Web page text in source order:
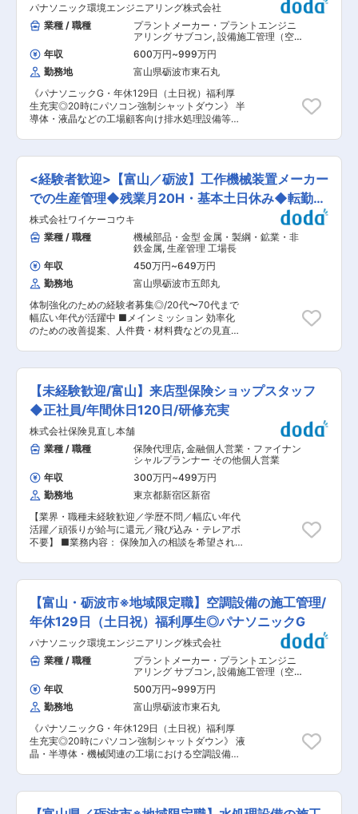
まっており、スケジュール調整がしやすい環境で
す。 ・残業は年間を通じて月平均5時間程度。 ・
資材の受発注などの事務処理は事務スタッフが担
当し、現場業務に集中できます。 ■会社の強み・
特徴 同社は株主企業である日本軽金属、日本ゼオ
ンの工場における管工事を担当し、元請け工事が
9割以上を占めることで安定した受注を実現して
います。さらに、顧客グループ会社への展開や、
同じ現場に入っている協力業者との連携により、
スタイム制が導入されているほか、時間単位の年
次有給休暇の取得が可能でライフプランに応じた
働き方が可能です。また育児や介護のための時短
勤務の制度もあり、ライフプランの変化にも柔軟
に対応できる長期就業しやすい環境が整備されて
います。 ■研修制度： 階層別研修、目的別研
修、技術研修で構成し、マインドとスキルの両面
の教育の場が整っています。経営幹部と職場上司
と人事が三位一体となり、社員一人ひとりの成長
を支援している企業です。 ■アットフィールズテ
クノロジー株式会社について： 2000年の設立以
おける製造工程の改善だけではなく、データ解析
やシステム環境構築〜運用までの一貫したサービ
ス提供ができる点が同社の強みです。近年需要が
高騰している半導体を中心とした電子デバイス分
野において、システム環境構築から運用に加え、
データ解析による課題抽出および工法開発・改善
まで支援することで、”工場のスマート化/モノづ
くり革新”を実現し社会に大きく貢献していま
す。 変更の範囲：会社の定める業務
パナソニック環境エンジニアリング株式会社
業種 / 職種
プラントメーカー・プラントエンジニ
アリング サブコン, 設備施工管理（空
調・衛生設備） 施工管理（機械）
年収 600万円~999万円
勤務地
富山県砺波市東石丸
《パナソニックG・年休129日（土日祝）福利厚
生充実◎20時にパソコン強制シャットダウン》 半
導体・液晶などの工場顧客向け排水処理設備等に
理（工程・資材・安全・労務・原価・品質） ・設
備：造排水処理設備、純水設備、薬液供給設備な
ど ・工事案件：既存改修（100％） 【担当物件】
液晶・半導体・機械工場 【折衝先】 施主、ゼネ
コン、サブコン、管理会社 【工期】 ・メンテナ
ンス：1日〜1週間 ・改修工事：3日〜3か月 【受
注規模】 5万円〜5,000万円程度 【受注割合】 元
請：90％／下請：10％ 働き方 【出張】 基本は通
勤可能範囲 ・宿泊出張：年3回程度（2日間） ・
目的：社内行事、講習など ・出張先：東京、名古
屋、大阪 【夜勤】 原則なし（年1回程度、工場定
修メンテナンス時の緊急対応） 【休日出勤】 ・
繁忙期：月2回程度（閑散期はなし） ・理由：工
場停止期間のメンテナンス対応 ・大型連休中：3
日程度出勤の可能性あり ※代休取得可能（連休取
得可） 【転勤】 選択可能 ※詳細は【転勤】項目
PCが20時にシャットダウンする仕組みや代休取
得がしやすいように定年後の社員の協力によるフ
ォローなど働きやすい環境を創る制度もございま
す 【パナソニックグループの環境エンジニアリン
グ企業】 当社は空調・換気・給排水・クリーンル
ームなど、建物の快適環境を支える設備工事をト
ータルで提供。 パナソニックグループの安定基盤
と高い技術力を強みに、工場・研究施設・病院な
ど幅広い分野で実績を重ね、事業拡大中。新たな
仲間を募集します。 変更の範囲：会社の定める業
務
<経験者歓迎>【富山／砺波】工作機械装置メーカー
での生産管理◆残業月20H・基本土日休み◆転勤無
し
株式会社ワイケーコウキ
業種 / 職種
機械部品・金型 金属・製綱・鉱業・非
鉄金属, 生産管理 工場長
年収
450万円~649万円
勤務地
富山県砺波市五郎丸
体制強化のための経験者募集◎/20代〜70代まで
幅広い年代が活躍中 ■メインミッション 効率化
のための改善提案、人件費・材料費などの見直し
ものづくりを行う過程で、以下業務をお任せしま
す。 ・受注情報の管理、材料を手配 ・材料費や
加工費などのコストの把握 ・予算と実績現価との
比較や過去実績からの分析 ・利益改善のための対
策立案 ・負荷状況を把握し、納期遅れの防止や、
生産性の向上の実現 ・最終的な検査工程での確認
・不良品への対応や報告、不良情報を共有し分析/
改善活動 ・その他（朝礼参加、当番制での清掃な
ど） ■組織構成・教育研修 現在代表が兼務で本
業務を行っているため、入社後は代表より業務の
引継ぎを行います。産業機械関連の業界経験や知
識がなくても、入社いただく方のスキルや経験に
合わせて研修を行いますのでご安心ください。 ■
働き方 基本的には土日休みで祝日は出勤日があり
ますが、ご希望で祝日休みにしていただくことも
可能です。また、就業時間の調整も可能ですの
く対応】 工作機械、産業機械装置、ビル建材の製
作を主体に、鉄、ステンレス といったマテリアル
を変幻自在に形づくり、多種多様な製品を作り出
しています。 当社社の最大の特徴である“一貫生
産・短納期対応”を可能にしているのは、 全社員
がオールラウンドにこなせる知識や技術、そして
豊かな人間性を身に付けているからです。 変更の
範囲：会社の定める業務
【未経験歓迎/富山】来店型保険ショップスタッフ
◆正社員/年間休日120日/研修充実
株式会社保険見直し本舗
業種 / 職種
保険代理店, 金融個人営業・ファイナン
シャルプランナー その他個人営業
年収
300万円~499万円
勤務地
東京都新宿区新宿
【業界・職種未経験歓迎／学歴不問／幅広い年代
活躍／頑張りが給与に還元／飛び込み・テレアポ
不要】 ■業務内容： 保険加入の相談を希望され
険に対する考え方を丁寧にヒアリングし、内容を
踏まえた最適なプランを提案する仕事です。 ＜主
な仕事の流れ＞ (1) ご相談対応：ご予約のお客様
をお迎えし、現状やお悩みを伺います。 (2) ヒア
リング：課題や将来像を整理し、ニーズを明確に
します。 (3) プラン提案：幅広い選択肢の中から
最適なプランをご提案。 (4) ご契約・アフターフ
ォロー：1組のお客様につき平均3回程度の商談を
通じてご納得いただいた上でご契約。その後も継
続的にサポートします。 ■当社の営業の特徴：
Web上で保険相談をお申込みいただいたお客様
や、イベント集客から来店いただいたお客様等を
担当するため、アポイント獲得に時間と労力を使
うことなく、保険のコンサルティング提案に集中
いただける点が大きな特徴です。担当するのは
『提案〜ご契約』までのため、飛び込みやテレア
を検討されているお客様のため約2件に1件という
【富山・砺波市※地域限定職】空調設備の施工管理/
年休129日（土日祝）福利厚生◎パナソニックG
パナソニック環境エンジニアリング株式会社
業種 / 職種
プラントメーカー・プラントエンジニ
アリング サブコン, 設備施工管理（空
調・衛生設備） メンテナンス
年収 500万円~999万円
勤務地
富山県砺波市東石丸
《パナソニックG・年休129日（土日祝）福利厚
生充実◎20時にパソコン強制シャットダウン》 液
晶・半導体・機械関連の工場における空調設備等
価・品質） ・工事見積・設計・施工図作成 ・ゼ
ネコン・サブコン・管理会社・施主との折衝 ・既